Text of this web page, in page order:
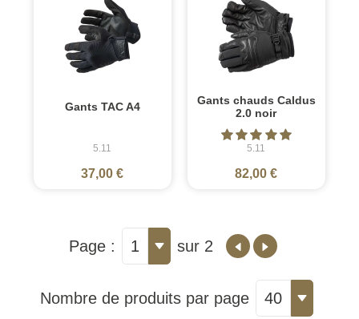
Gants TAC A4
5.11
37,00 €
Gants chauds Caldus
2.0 noir
5.11
82,00 €
Page : 1 sur 2
Nombre de produits par page 40